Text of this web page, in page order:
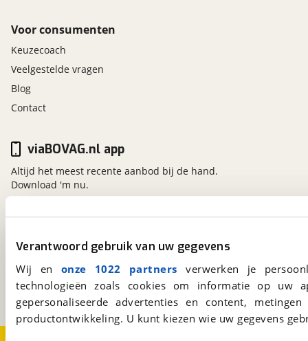
Verantwoord gebruik van uw gegevens
Wij en onze 1022 partners verwerken je
technologieën zoals cookies om informatie op
gepersonaliseerde advertenties en content,
productontwikkeling. U kunt kiezen wie uw gegevens
Voor consumenten
Keuzecoach
Veelgestelde vragen
Blog
Contact
viaBOVAG.nl
Kosterijland
3981 AJ
Bunnik
Een initiatief van
BOVAG
viaBOVAG.nl app
Altijd het meest recente aanbod bij de hand.
Download 'm nu.